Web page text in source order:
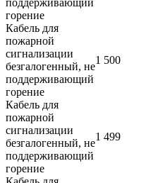
поддерживающий
горение
Кабель для
пожарной
сигнализации
безгалогенный, не
поддерживающий
горение
1 500
Кабель для
пожарной
сигнализации
безгалогенный, не
поддерживающий
горение
1 499